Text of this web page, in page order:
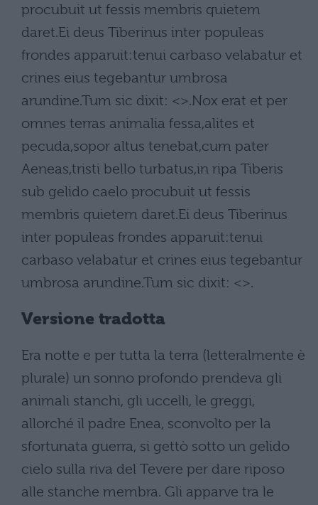
procubuit ut fessis membris quietem
daret.Ei deus Tiberinus inter populeas
frondes apparuit:tenui carbaso velabatur et
crines eius tegebantur umbrosa
arundine.Tum sic dixit: <>.Nox erat et per
omnes terras animalia fessa,alites et
pecuda,sopor altus tenebat,cum pater
Aeneas,tristi bello turbatus,in ripa Tiberis
sub gelido caelo procubuit ut fessis
membris quietem daret.Ei deus Tiberinus
inter populeas frondes apparuit:tenui
carbaso velabatur et crines eius tegebantur
umbrosa arundine.Tum sic dixit: <>.
Versione tradotta
Era notte e per tutta la terra (letteralmente è
plurale) un sonno profondo prendeva gli
animali stanchi, gli uccelli, le greggi,
allorché il padre Enea, sconvolto per la
sfortunata guerra, si gettò sotto un gelido
cielo sulla riva del Tevere per dare riposo
alle stanche membra. Gli apparve tra le